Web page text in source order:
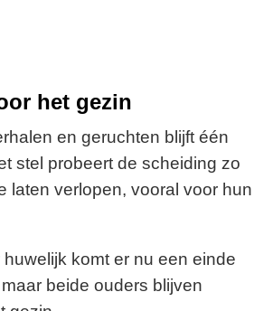
het gezin
en geruchten blijft één
stel probeert de scheiding zo
laten verlopen, vooral voor hun
komt er nu een einde
beide ouders blijven